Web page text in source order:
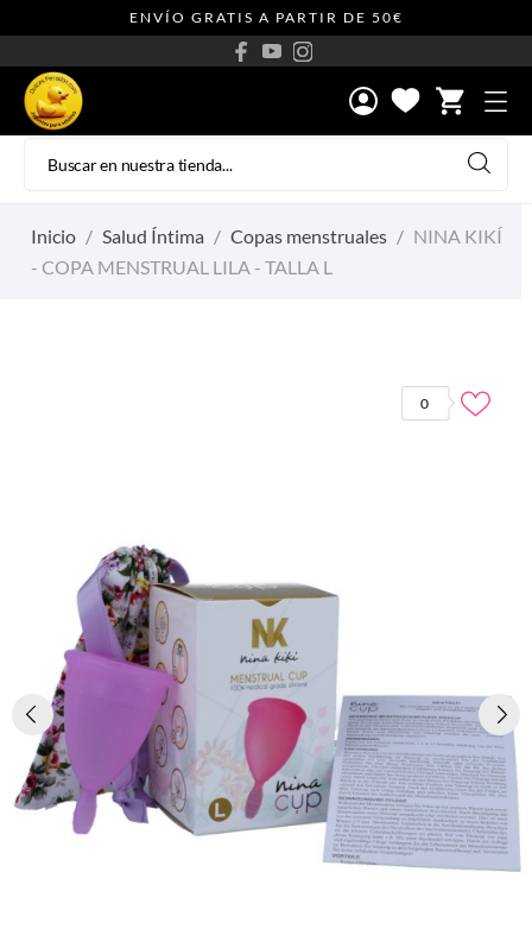
ENVÍO GRATIS A PARTIR DE 50€
shopping_cart
Inicio Salud Íntima Copas menstruales
NINA KIKÍ
- COPA MENSTRUAL LILA - TALLA L
0